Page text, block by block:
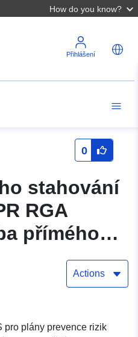
How do you know?
Přihlášení
0
stahování
RGA
přímého
(WFS): PPR
Actions
pro plány prevence rizik